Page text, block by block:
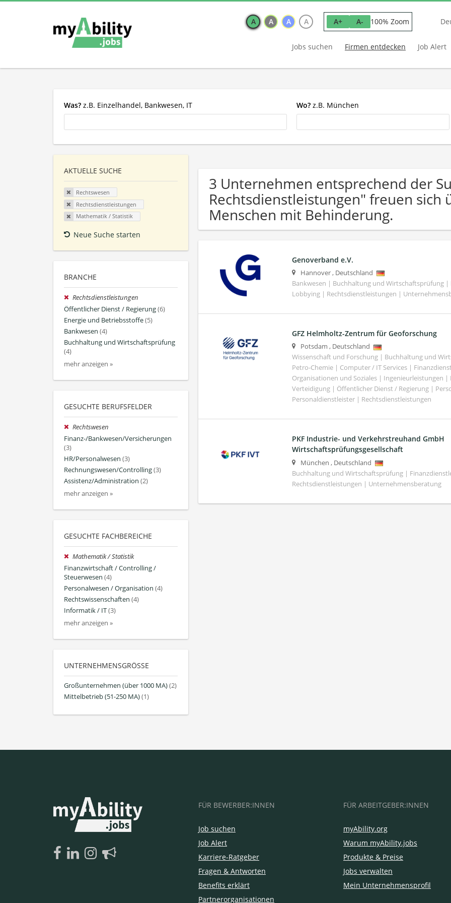
A A A A A+ A- 100% Zoom
Jobs suchen Firmen entdecken Job Alert
Was? z.B. Einzelhandel, Bankwesen, IT Wo? z.B. München
AKTUELLE SUCHE
Rechtswesen
Rechtsdienstleistungen
Mathematik / Statistik
Neue Suche starten
BRANCHE
Rechtsdienstleistungen
Öffentlicher Dienst / Regierung(6)
Energie und Betriebsstoffe(5)
Bankwesen (4)
Buchhaltung und Wirtschaftsprüfung
(4)
mehr anzeigen »
GESUCHTE BERUFSFELDER
Rechtswesen
Finanz-/Bankwesen/Versicherungen
(3)
HR/Personalwesen (3)
Rechnungswesen/Controlling(3)
Assistenz/Administration (2)
mehr anzeigen »
GESUCHTE FACHBEREICHE
Mathematik / Statistik
Finanzwirtschaft / Controlling /
Steuerwesen (4)
Personalwesen / Organisation (4)
Rechtswissenschaften (4)
Informatik / IT(3)
mehr anzeigen »
UNTERNEHMENSGRÖSSE
Großunternehmen (über 1000 MA)(2)
Mittelbetrieb (51-250 MA)(1)
3 Unternehmen entsprechend der
Rechtsdienstleistungen" freuen sich
Menschen mit Behinderung.
Genoverband e.V.
Hannover, Deutschland
Bankwesen | Buchhaltung und Wirtschaftsprüfung
Lobbying | Rechtsdienstleistungen |
GFZ Helmholtz-Zentrum für Geoforschung
Potsdam , Deutschland
Wissenschaft und Forschung | Buchhaltung und
Petro-Chemie | Computer / IT Services |
Organisationen und Soziales | Ingenieurleistungen
Verteidigung | Öffentlicher Dienst / Regierung |
Personaldienstleister | Rechtsdienstleistungen
PKF Industrie- und Verkehrstreuhand GmbH
Wirtschaftsprüfungsgesellschaft
München , Deutschland
Buchhaltung und Wirtschaftsprüfung |
Rechtsdienstleistungen | Unternehmensberatung
FÜR BEWERBER:INNEN
Job suchen
Job Alert
Karriere-Ratgeber
Fragen & Antworten
Benefits erklärt
Partnerorganisationen
FÜR ARBEITGEBER:INNEN
myAbility.org
Warum myAbility.jobs
Produkte & Preise
Jobs verwalten
Mein Unternehmensprofil